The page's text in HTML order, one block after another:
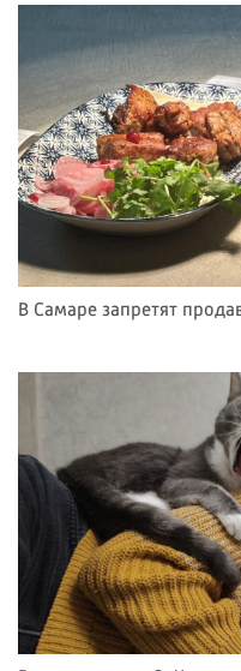
В Самаре запретят